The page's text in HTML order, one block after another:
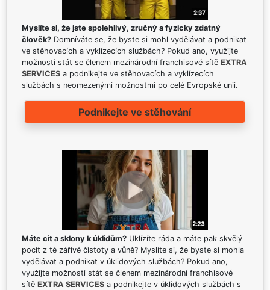
Myslíte si, že jste spolehlivý, zručný a fyzicky zdatný
člověk? Domníváte se, že byste si mohl vydělávat a podnikat
ve stěhovacích a vyklízecích službách? Pokud ano, využijte
možnosti stát se členem mezinárodní franchisové sítě EXTRA
SERVICES a podnikejte ve stěhovacích a vyklízecích
službách s neomezenými možnostmi po celé Evropské unii.
Podnikejte ve stěhování
Máte cit a sklony k úklidům? Uklízíte ráda a máte pak skvělý
pocit z té zářivé čistoty a vůně? Myslíte si, že byste si mohla
vydělávat a podnikat v úklidových službách? Pokud ano,
využijte možnosti stát se členem mezinárodní franchisové
sítě EXTRA SERVICES a podnikejte v úklidových službách s